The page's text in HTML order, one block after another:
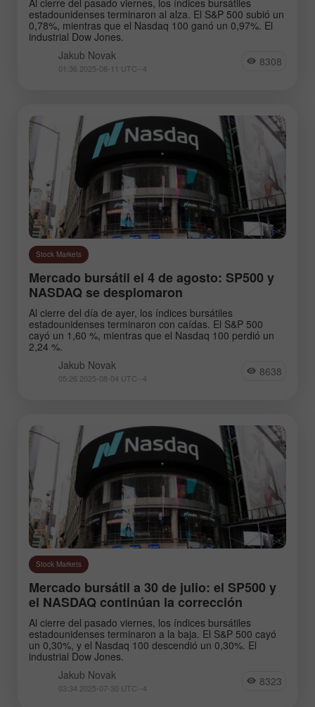
estadounidenses terminaron al alza. El S&P 500 subió un
0,78%, mientras que el Nasdaq 100 ganó un 0,97%. El
industrial Dow Jones.
Jakub Novak
01:36 2025-08-11 UTC--4 8308
Stock Markets
Mercado bursátil el 4 de agosto: SP500 y
NASDAQ se desplomaron
Al cierre del día de ayer, los índices bursátiles
estadounidenses terminaron con caídas. El S&P 500
cayó un 1,60 %, mientras que el Nasdaq 100 perdió un
2,24 %.
Jakub Novak
05:26 2025-08-04 UTC--4 8638
Stock Markets
Mercado bursátil a 30 de julio: el SP500 y
el NASDAQ continúan la corrección
Al cierre del pasado viernes, los índices bursátiles
estadounidenses terminaron a la baja. El S&P 500 cayó
un 0,30%, y el Nasdaq 100 descendió un 0,30%. El
industrial Dow Jones.
Jakub Novak
03:34 2025-07-30 UTC--4 8323